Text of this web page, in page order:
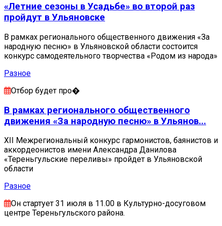
«Летние сезоны в Усадьбе» во второй раз
пройдут в Ульяновске
В рамках регионального общественного движения «За
народную песню» в Ульяновской области состоится
конкурс самодеятельного творчества «Родом из народа»
Разное
Отбор будет про�
В рамках регионального общественного
движения «За народную песню» в Ульянов...
XII Межрегиональный конкурс гармонистов, баянистов и
аккордеонистов имени Александра Данилова
«Тереньгульские переливы» пройдет в Ульяновской
области
Разное
Он стартует 31 июля в 11.00 в Культурно-досуговом
центре Тереньгульского района.